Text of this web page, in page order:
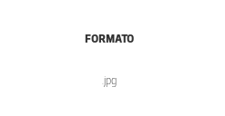
FORMATO
.jpg